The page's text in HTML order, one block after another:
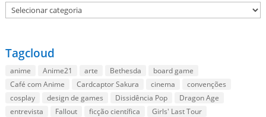
Categorias
Tagcloud
anime Anime21 arte Bethesda
board game
Café com Anime
Cardcaptor Sakura cinema
convenções
cosplay
design de games Dissidência Pop
Dragon Age
entrevista
Fallout ficção científica
Girls' Last Tour